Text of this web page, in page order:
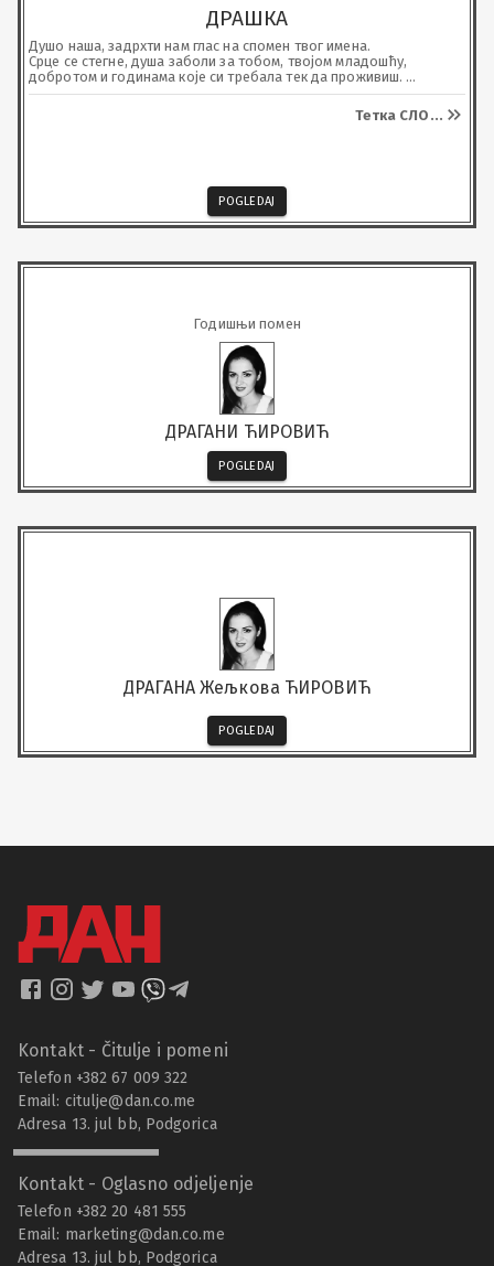
ДРАШКА
Душо наша, задрхти нам глас на спомен твог имена.
Срце се стегне, душа заболи за тобом, твојом младошћу,
добротом и годинама које си требала тек да проживиш.
И даље  покушавамо да се помиримо са чињеницом да више
ниси ту, да ти нећемо чути глас, да те нећемо загрлити. Тетка СЛО ...
POGLEDAJ
Годишњи помен
ДРАГАНИ ЋИРОВИЋ
POGLEDAJ
ДРАГАНА Жељкова ЋИРОВИЋ
POGLEDAJ
Kontakt - Čitulje i pomeni
Telefon +382 67 009 322
Email: citulje@dan.co.me
Adresa 13. jul bb, Podgorica
Kontakt - Oglasno odjeljenje
Telefon +382 20 481 555
Email: marketing@dan.co.me
Adresa 13. jul bb, Podgorica